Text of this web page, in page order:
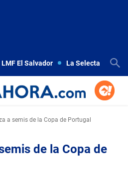
LMF El Salvador La Selecta
a semis de la Copa de Portugal
de la Copa de